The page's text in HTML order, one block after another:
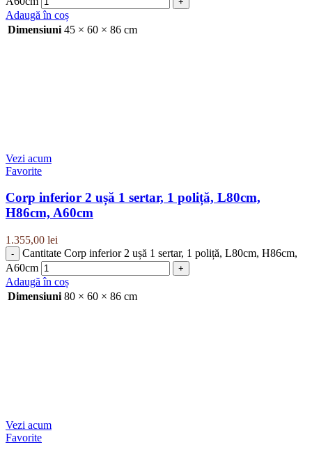
Adaugă în coș
Dimensiuni 45 × 60 × 86 cm
Vezi acum
Favorite
Corp inferior 2 ușă 1 sertar, 1 poliță, L80cm,
H86cm, A60cm
1.355,00 lei
Cantitate Corp inferior 2 ușă 1 sertar, 1 poliță, L80cm, H86cm,
A60cm
Adaugă în coș
Dimensiuni 80 × 60 × 86 cm
Vezi acum
Favorite